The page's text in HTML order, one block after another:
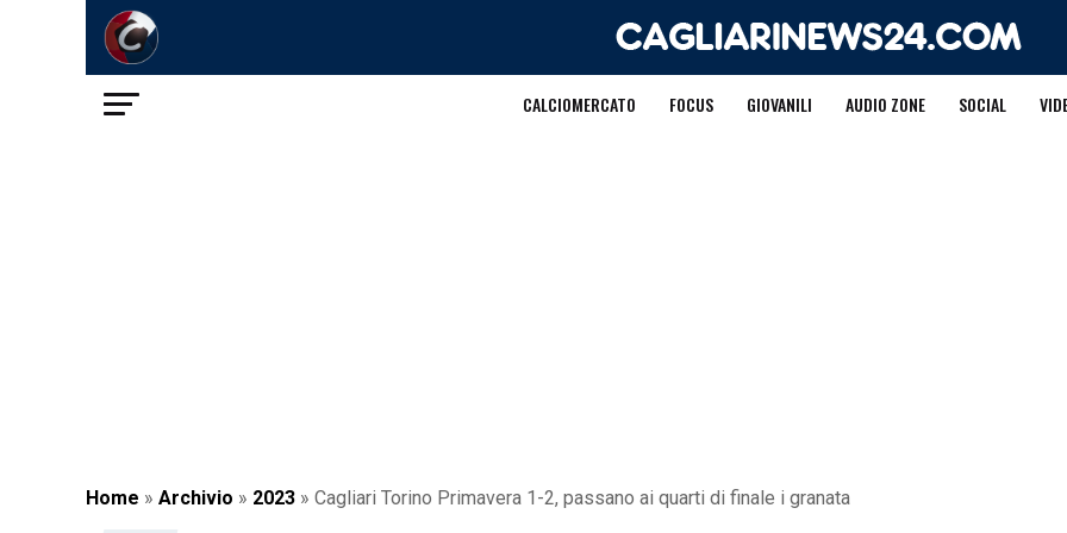
CALCIOMERCATO FOCUS GIOVANILI AUDIO ZONE SOCIAL
Home » Archivio » 2023 » Cagliari Torino Primavera 1-2, passano ai quarti di finale i granata